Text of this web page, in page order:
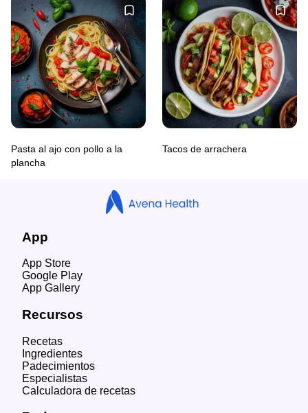
Pasta al ajo con pollo a la
plancha
Tacos de arrachera
App
App Store
Google Play
App Gallery
Recursos
Recetas
Ingredientes
Padecimientos
Especialistas
Calculadora de recetas